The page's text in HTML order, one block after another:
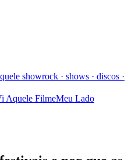
showrock · shows · discos ·
Aquele FilmeMeu Lado